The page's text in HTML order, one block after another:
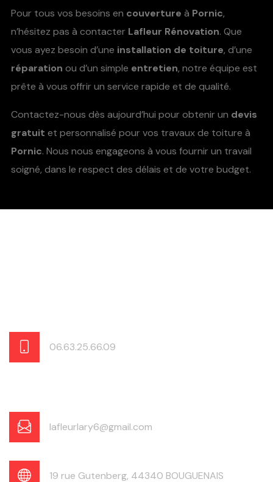
Pour tous vos besoins en couverture à Pornic,
n’hésitez pas à contacter Lafleur Rénovation. Que
vous ayez besoin d’une installation de toiture, d’une
réparation ou d’un simple entretien, notre équipe est
prête à vous offrir un service rapide et de qualité.
Contactez-nous dès aujourd’hui pour obtenir un devis
gratuit et personnalisé pour vos travaux de toiture à
Pornic. Nous nous engageons à vous fournir un travail
soigné, dans le respect des délais et de votre budget.
06.63.25.66.09
lafleurlary6@gmail.com
19 rue Gutenberg, 44340 BOUGUENAIS